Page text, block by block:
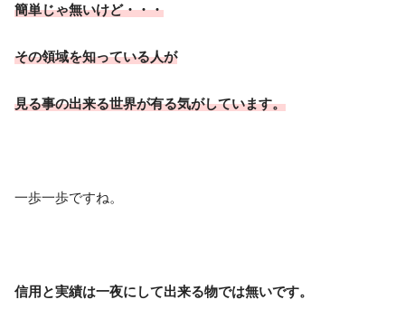
簡単じゃ無いけど・・・
その領域を知っている人が
見る事の出来る世界が有る気がしています。
一歩一歩ですね。
信用と実績は一夜にして出来る物では無いです。